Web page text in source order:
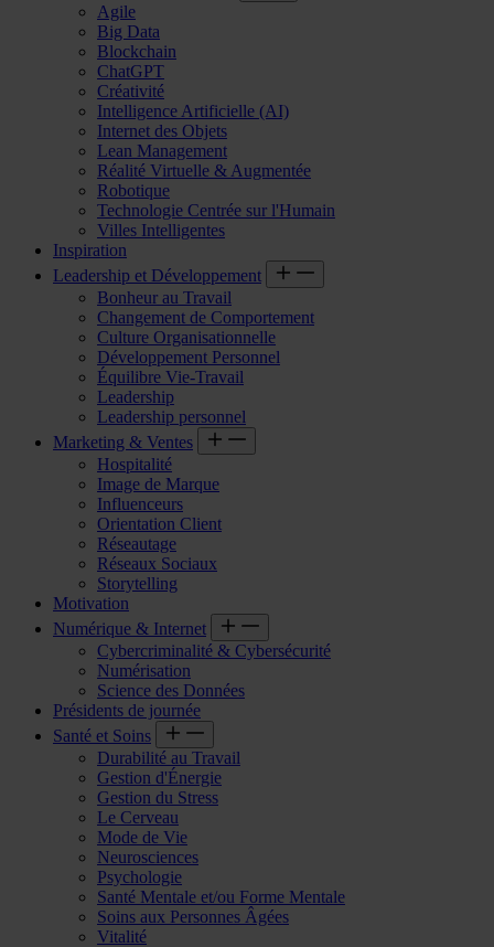
Agile
Big Data
Blockchain
ChatGPT
Créativité
Intelligence Artificielle (AI)
Internet des Objets
Lean Management
Réalité Virtuelle & Augmentée
Robotique
Technologie Centrée sur l'Humain
Villes Intelligentes
Inspiration
Leadership et Développement
Bonheur au Travail
Changement de Comportement
Culture Organisationnelle
Développement Personnel
Équilibre Vie-Travail
Leadership
Leadership personnel
Marketing & Ventes
Hospitalité
Image de Marque
Influenceurs
Orientation Client
Réseautage
Réseaux Sociaux
Storytelling
Motivation
Numérique & Internet
Cybercriminalité & Cybersécurité
Numérisation
Science des Données
Présidents de journée
Santé et Soins
Durabilité au Travail
Gestion d'Énergie
Gestion du Stress
Le Cerveau
Mode de Vie
Neurosciences
Psychologie
Santé Mentale et/ou Forme Mentale
Soins aux Personnes Âgées
Vitalité